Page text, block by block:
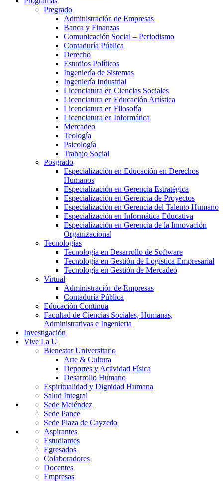
Pregrado
Administración de Empresas
Banca y Finanzas
Comunicación Social – Periodismo
Contaduría Pública
Derecho
Estudios Políticos
Ingeniería de Sistemas
Ingeniería Industrial
Licenciatura en Ciencias Sociales
Licenciatura en Educación Artística
Licenciatura en Filosofía
Licenciatura en Informática
Mercadeo
Teología
Psicología
Trabajo Social
Posgrado
Especialización en Educación en Derechos
Humanos
Especialización en Gerencia Estratégica
Especialización en Gerencia de Proyectos
Especialización en Gerencia del Talento Humano
Especialización en Informática Educativa
Especialización en Gerencia de la Innovación
Organizacional
Tecnologías
Tecnología en Desarrollo de Software
Tecnología en Gestión de Logística Empresarial
Tecnología en Gestión de Mercadeo
Virtual
Administración de Empresas
Contaduría Pública
Educación Continua
Facultad de Ciencias Sociales, Humanas,
Administrativas e Ingeniería
Investigación
Vive La U
Bienestar Universitario
Arte & Cultura
Deportes y Actividad Física
Desarrollo Humano
Espiritualidad y Dignidad Humana
Salud Integral
Sede Meléndez
Sede Pance
Sede Plaza de Cayzedo
Aspirantes
Estudiantes
Egresados
Colaboradores
Docentes
Empresas